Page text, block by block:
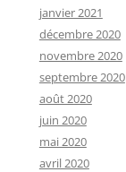
janvier 2021
décembre 2020
novembre 2020
septembre 2020
août 2020
juin 2020
mai 2020
avril 2020